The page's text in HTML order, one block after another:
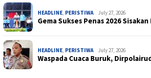
HEADLINE, PERISTIWA July 27, 2026
Gema Sukses Penas 2026
HEADLINE, PERISTIWA July 27, 2026
Waspada Cuaca Buruk,